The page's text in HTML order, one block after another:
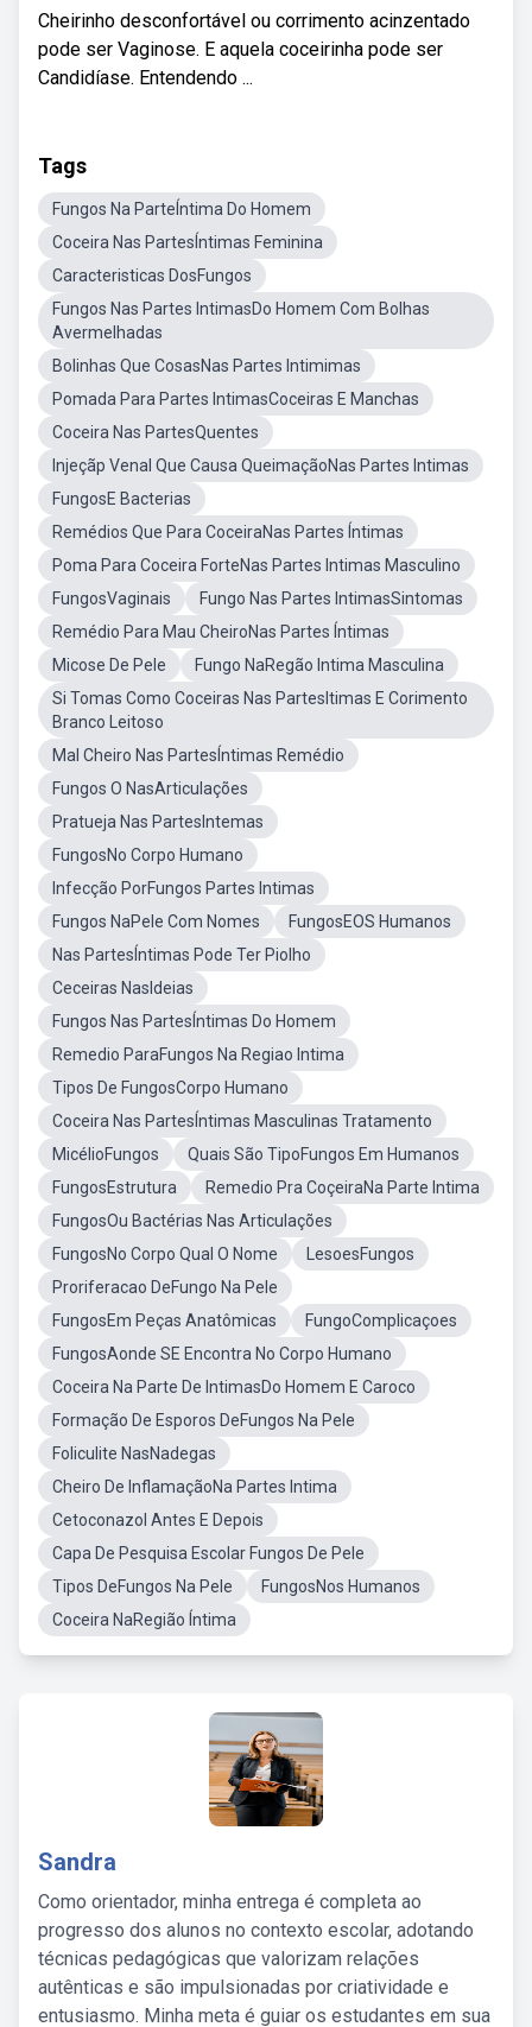
Cheirinho desconfortável ou corrimento acinzentado
pode ser Vaginose. E aquela coceirinha pode ser
Candidíase. Entendendo ...
Tags
Fungos Na ParteÍntima Do Homem
Coceira Nas PartesÍntimas Feminina
Caracteristicas DosFungos
Fungos Nas Partes IntimasDo Homem Com Bolhas
Avermelhadas
Bolinhas Que CosasNas Partes Intimimas
Pomada Para Partes IntimasCoceiras E Manchas
Coceira Nas PartesQuentes
Injeçãp Venal Que Causa QueimaçãoNas Partes Intimas
FungosE Bacterias
Remédios Que Para CoceiraNas Partes Íntimas
Poma Para Coceira ForteNas Partes Intimas Masculino
FungosVaginais
Fungo Nas Partes IntimasSintomas
Remédio Para Mau CheiroNas Partes Íntimas
Micose De Pele
Fungo NaRegão Intima Masculina
Si Tomas Como Coceiras Nas PartesItimas E Corimento
Branco Leitoso
Mal Cheiro Nas PartesÍntimas Remédio
Fungos O NasArticulações
Pratueja Nas PartesIntemas
FungosNo Corpo Humano
Infecção PorFungos Partes Intimas
Fungos NaPele Com Nomes
FungosEOS Humanos
Nas PartesÍntimas Pode Ter Piolho
Ceceiras NasIdeias
Fungos Nas PartesÍntimas Do Homem
Remedio ParaFungos Na Regiao Intima
Tipos De FungosCorpo Humano
Coceira Nas PartesÍntimas Masculinas Tratamento
MicélioFungos
Quais São TipoFungos Em Humanos
FungosEstrutura
Remedio Pra CoçeiraNa Parte Intima
FungosOu Bactérias Nas Articulações
FungosNo Corpo Qual O Nome
LesoesFungos
Proriferacao DeFungo Na Pele
FungosEm Peças Anatômicas
FungoComplicaçoes
FungosAonde SE Encontra No Corpo Humano
Coceira Na Parte De IntimasDo Homem E Caroco
Formação De Esporos DeFungos Na Pele
Foliculite NasNadegas
Cheiro De InflamaçãoNa Partes Intima
Cetoconazol Antes E Depois
Capa De Pesquisa Escolar Fungos De Pele
Tipos DeFungos Na Pele
FungosNos Humanos
Coceira NaRegião Íntima
Sandra
Como orientador, minha entrega é completa ao
progresso dos alunos no contexto escolar, adotando
técnicas pedagógicas que valorizam relações
autênticas e são impulsionadas por criatividade e
entusiasmo. Minha meta é guiar os estudantes em sua